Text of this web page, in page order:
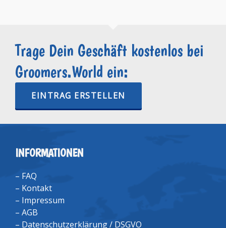
Trage Dein Geschäft kostenlos bei
Groomers.World ein:
EINTRAG ERSTELLEN
INFORMATIONEN
– FAQ
– Kontakt
– Impressum
– AGB
– Datenschutzerklärung / DSGVO